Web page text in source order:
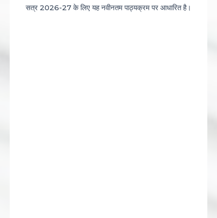
सत्र 2026-27 के लिए यह नवीनतम पाठ्यक्रम पर आधारित है।